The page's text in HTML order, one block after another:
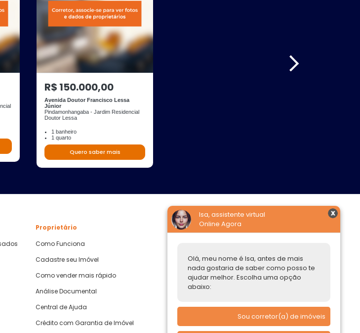
R$ 150.000,00
Avenida Doutor Francisco Lessa
Júnior
Pindamonhangaba - Jardim Residencial
Doutor Lessa
1 banheiro
1 quarto
Quero saber mais
Isa, assistente virtual
Online Agora
Olá, meu nome é Isa, antes de mais
nada gostaria de saber como posso te
ajudar melhor. Escolha uma opção
abaixo:
Sou corretor(a) de imóveis
Proprietário
Como Funciona
Cadastre seu Imóvel
Como vender mais rápido
Análise Documental
Central de Ajuda
Crédito com Garantia de Imóvel
Construtoras
Comprar ou alugar
Quero Comprar